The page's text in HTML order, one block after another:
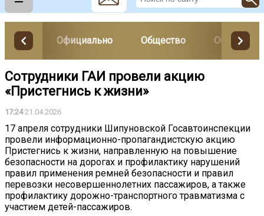
Официально Общество
Сотрудники ГАИ провели акцию
«Пристегнись к жизни»
17:2421.04.2026
17 апреля сотрудники Шипуновской Госавтоинспекции
провели информационно-пропагандистскую акцию
Пристегнись к жизни, направленную на повышение
безопасности на дорогах и профилактику нарушений
правил применения ремней безопасности и правил
перевозки несовершеннолетних пассажиров, а также
профилактику дорожно-транспортного травматизма с
участием детей-пассажиров.